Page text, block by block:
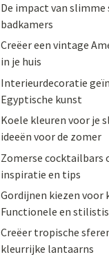
De impact van
badkamers
Creëer een vintage
in je huis
Interieurdecoratie
Egyptische kunst
Koele kleuren voor je
ideeën voor de zomer
Zomerse cocktailbars
inspiratie en tips
Gordijnen kiezen voor
Functionele en
Creëer tropische
kleurrijke lantaarns